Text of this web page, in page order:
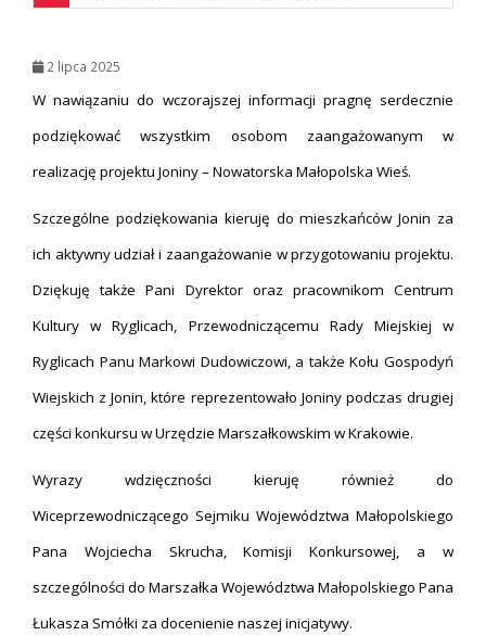
2 lipca 2025
W nawiązaniu do wczorajszej informacji pragnę serdecznie
podziękować wszystkim osobom zaangażowanym w
realizację projektu Joniny – Nowatorska Małopolska Wieś.
Szczególne podziękowania kieruję do mieszkańców Jonin za
ich aktywny udział i zaangażowanie w przygotowaniu projektu.
Dziękuję także Pani Dyrektor oraz pracownikom Centrum
Kultury w Ryglicach, Przewodniczącemu Rady Miejskiej w
Ryglicach Panu Markowi Dudowiczowi, a także Kołu Gospodyń
Wiejskich z Jonin, które reprezentowało Joniny podczas drugiej
części konkursu w Urzędzie Marszałkowskim w Krakowie.
Wyrazy wdzięczności kieruję również do
Wiceprzewodniczącego Sejmiku Województwa Małopolskiego
Pana Wojciecha Skrucha, Komisji Konkursowej, a w
szczególności do Marszałka Województwa Małopolskiego Pana
Łukasza Smółki za docenienie naszej inicjatywy.